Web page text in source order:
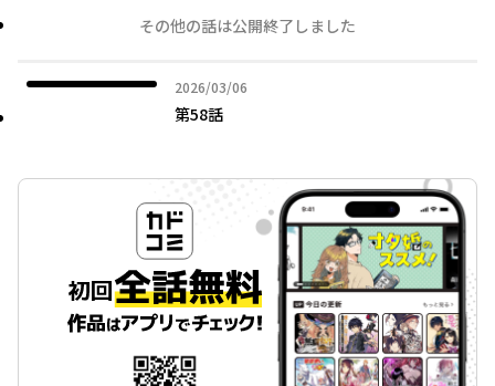
その他の話は公開終了しました
2026/03/06
2026年03月06日
第58話